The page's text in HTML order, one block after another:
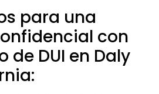
para una
con
de DUI en Daly